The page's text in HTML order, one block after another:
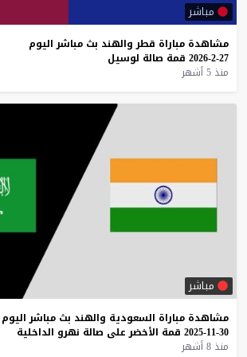
مباشر
مشاهدة مباراة قطر والهند بث مباشر اليوم
27-2-2026
قمة صالة لوسيل
منذ 5 أشهر
مباشر
مشاهدة مباراة السعودية والهند بث مباشر اليوم
30-11-2025
قمة الأخضر على صالة نهرو الداخلية
منذ 8 أشهر